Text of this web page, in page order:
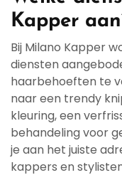
Kapper
Bij Milano Kapper
diensten
haarbehoeften te
naar een trendy
kleuring, een
behandeling voor
je aan het juiste
kappers en